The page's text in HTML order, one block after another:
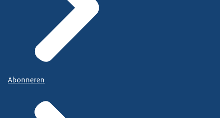
Abonneren